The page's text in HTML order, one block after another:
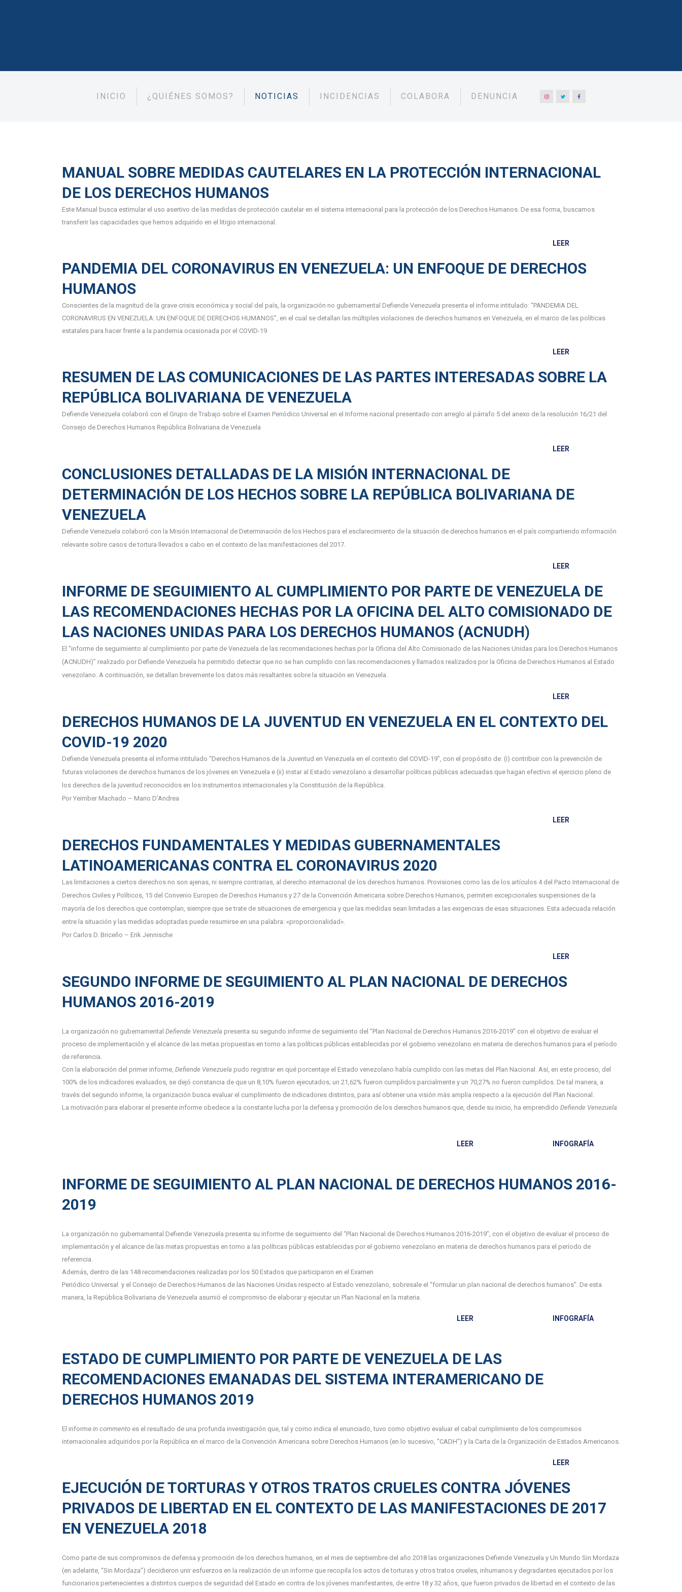
INICIO ¿QUIÉNES SOMOS? NOTICIAS INCIDENCIAS COLABORA DENUNCIA
MANUAL SOBRE MEDIDAS CAUTELARES EN LA PROTECCIÓN INTERNACIONAL
DE LOS DERECHOS HUMANOS
Este Manual busca estimular el uso asertivo de las medidas de protección cautelar en el sistema internacional para la protección de los Derechos Humanos. De esa forma, buscamos
transferir las capacidades que hemos adquirido en el litigio internacional.
LEER
PANDEMIA DEL CORONAVIRUS EN VENEZUELA: UN ENFOQUE DE DERECHOS
HUMANOS
Conscientes de la magnitud de la grave crisis económica y social del país, la organización no gubernamental Defiende Venezuela presenta el informe intitulado: “PANDEMIA DEL
CORONAVIRUS EN VENEZUELA: UN ENFOQUE DE DERECHOS HUMANOS”, en el cual se detallan las múltiples violaciones de derechos humanos en Venezuela, en el marco de las políticas
estatales para hacer frente a la pandemia ocasionada por el COVID-19
LEER
RESUMEN DE LAS COMUNICACIONES DE LAS PARTES INTERESADAS SOBRE LA
REPÚBLICA BOLIVARIANA DE VENEZUELA
Defiende Venezuela colaboró con el Grupo de Trabajo sobre el Examen Periódico Universal en el Informe nacional presentado con arreglo al párrafo 5 del anexo de la resolución 16/21 del
Consejo de Derechos Humanos República Bolivariana de Venezuela
LEER
CONCLUSIONES DETALLADAS DE LA MISIÓN INTERNACIONAL DE
DETERMINACIÓN DE LOS HECHOS SOBRE LA REPÚBLICA BOLIVARIANA DE
VENEZUELA
Defiende Venezuela colaboró con la Misión Internacional de Determinación de los Hechos para el esclarecimiento de la situación de derechos humanos en el país compartiendo información
relevante sobre casos de tortura llevados a cabo en el contexto de las manifestaciones del 2017.
LEER
INFORME DE SEGUIMIENTO AL CUMPLIMIENTO POR PARTE DE VENEZUELA DE
LAS RECOMENDACIONES HECHAS POR LA OFICINA DEL ALTO COMISIONADO DE
LAS NACIONES UNIDAS PARA LOS DERECHOS HUMANOS (ACNUDH)
El “informe de seguimiento al cumplimiento por parte de Venezuela de las recomendaciones hechas por la Oficina del Alto Comisionado de las Naciones Unidas para los Derechos Humanos
(ACNUDH)” realizado por Defiende Venezuela ha permitido detectar que no se han cumplido con las recomendaciones y llamados realizados por la Oficina de Derechos Humanos al Estado
venezolano. A continuación, se detallan brevemente los datos más resaltantes sobre la situación en Venezuela.
LEER
DERECHOS HUMANOS DE LA JUVENTUD EN VENEZUELA EN EL CONTEXTO DEL
COVID-19 2020
Defiende Venezuela presenta el informe intitulado “Derechos Humanos de la Juventud en Venezuela en el contexto del COVID-19”, con el propósito de: (i) contribuir con la prevención de
futuras violaciones de derechos humanos de los jóvenes en Venezuela e (ii) instar al Estado venezolano a desarrollar políticas públicas adecuadas que hagan efectivo el ejercicio pleno de
los derechos de la juventud reconocidos en los instrumentos internacionales y la Constitución de la República.
Por Yeimber Machado – Mario D’Andrea
LEER
DERECHOS FUNDAMENTALES Y MEDIDAS GUBERNAMENTALES
LATINOAMERICANAS CONTRA EL CORONAVIRUS 2020
Las limitaciones a ciertos derechos no son ajenas, ni siempre contrarias, al derecho internacional de los derechos humanos. Provisiones como las de los artículos 4 del Pacto Internacional de
Derechos Civiles y Políticos, 15 del Convenio Europeo de Derechos Humanos y 27 de la Convención Americana sobre Derechos Humanos, permiten excepcionales suspensiones de la
mayoría de los derechos que contemplan, siempre que se trate de situaciones de emergencia y que las medidas sean limitadas a las exigencias de esas situaciones. Esta adecuada relación
entre la situación y las medidas adoptadas puede resumirse en una palabra: «proporcionalidad».
Por Carlos D. Briceño – Erik Jennische
LEER
SEGUNDO INFORME DE SEGUIMIENTO AL PLAN NACIONAL DE DERECHOS
HUMANOS 2016-2019
La organización no gubernamental Defiende Venezuela presenta su segundo informe de seguimiento del “Plan Nacional de Derechos Humanos 2016-2019” con el objetivo de evaluar el
proceso de implementación y el alcance de las metas propuestas en torno a las políticas públicas establecidas por el gobierno venezolano en materia de derechos humanos para el período
de referencia.
Con la elaboración del primer informe, Defiende Venezuela pudo registrar en qué porcentaje el Estado venezolano había cumplido con las metas del Plan Nacional. Así, en este proceso, del
100% de los indicadores evaluados, se dejó constancia de que un 8,10% fueron ejecutados; un 21,62% fueron cumplidos parcialmente y un 70,27% no fueron cumplidos. De tal manera, a
través del segundo informe, la organización busca evaluar el cumplimiento de indicadores distintos, para así obtener una visión más amplia respecto a la ejecución del Plan Nacional.
La motivación para elaborar el presente informe obedece a la constante lucha por la defensa y promoción de los derechos humanos que, desde su inicio, ha emprendido Defiende Venezuela.
LEER INFOGRAFÍA
INFORME DE SEGUIMIENTO AL PLAN NACIONAL DE DERECHOS HUMANOS 2016-
2019
La organización no gubernamental Defiende Venezuela presenta su informe de seguimiento del “Plan Nacional de Derechos Humanos 2016-2019”, con el objetivo de evaluar el proceso de
implementación y el alcance de las metas propuestas en torno a las políticas públicas establecidas por el gobierno venezolano en materia de derechos humanos para el período de
referencia.
Además, dentro de las 148 recomendaciones realizadas por los 50 Estados que participaron en el Examen
Periódico Universal y el Consejo de Derechos Humanos de las Naciones Unidas respecto al Estado venezolano, sobresale el “formular un plan nacional de derechos humanos”. De esta
manera, la República Bolivariana de Venezuela asumió el compromiso de elaborar y ejecutar un Plan Nacional en la materia.
LEER INFOGRAFÍA
ESTADO DE CUMPLIMIENTO POR PARTE DE VENEZUELA DE LAS
RECOMENDACIONES EMANADAS DEL SISTEMA INTERAMERICANO DE
DERECHOS HUMANOS 2019
El informe in commento es el resultado de una profunda investigación que, tal y como indica el enunciado, tuvo como objetivo evaluar el cabal cumplimiento de los compromisos
internacionales adquiridos por la República en el marco de la Convención Americana sobre Derechos Humanos (en lo sucesivo, “CADH”) y la Carta de la Organización de Estados Americanos.
LEER
EJECUCIÓN DE TORTURAS Y OTROS TRATOS CRUELES CONTRA JÓVENES
PRIVADOS DE LIBERTAD EN EL CONTEXTO DE LAS MANIFESTACIONES DE 2017
EN VENEZUELA 2018
Como parte de sus compromisos de defensa y promoción de los derechos humanos, en el mes de septiembre del año 2018 las organizaciones Defiende Venezuela y Un Mundo Sin Mordaza
(en adelante, “Sin Mordaza”) decidieron unir esfuerzos en la realización de un informe que recopila los actos de torturas y otros tratos crueles, inhumanos y degradantes ejecutados por los
funcionarios pertenecientes a distintos cuerpos de seguridad del Estado en contra de los jóvenes manifestantes, de entre 18 y 32 años, que fueron privados de libertad en el contexto de las